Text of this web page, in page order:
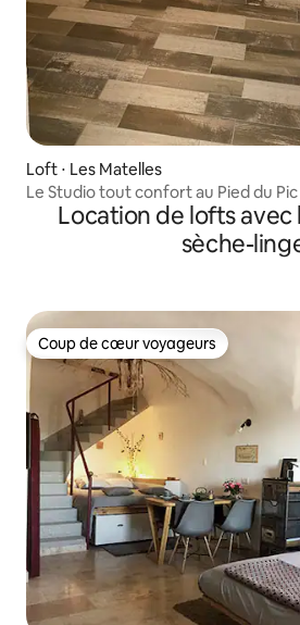
Loft ⋅ Les Matelles
Le Studio tout confort au Pied du
Location de lofts
sèche-
Coup de cœur voyageurs
Coup de cœur voyageurs